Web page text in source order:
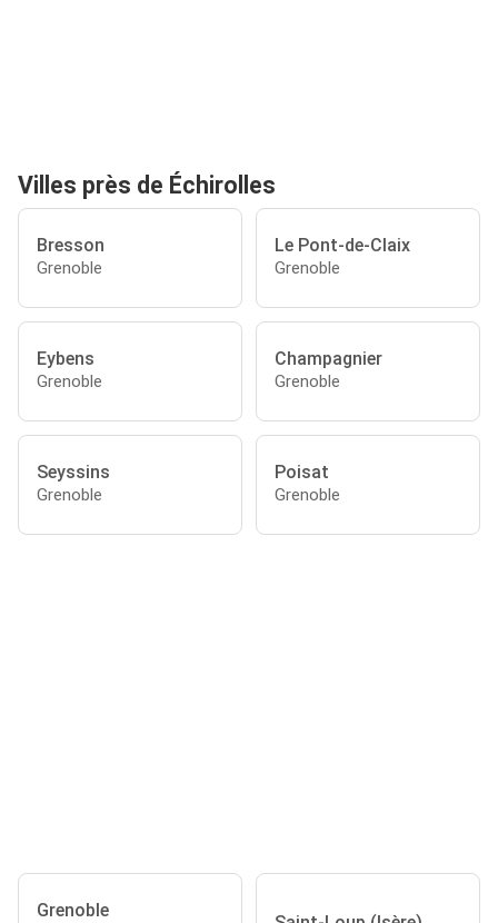
Villes près de Échirolles
Bresson
Grenoble
Le Pont-de-Claix
Grenoble
Eybens
Grenoble
Champagnier
Grenoble
Seyssins
Grenoble
Poisat
Grenoble
Grenoble